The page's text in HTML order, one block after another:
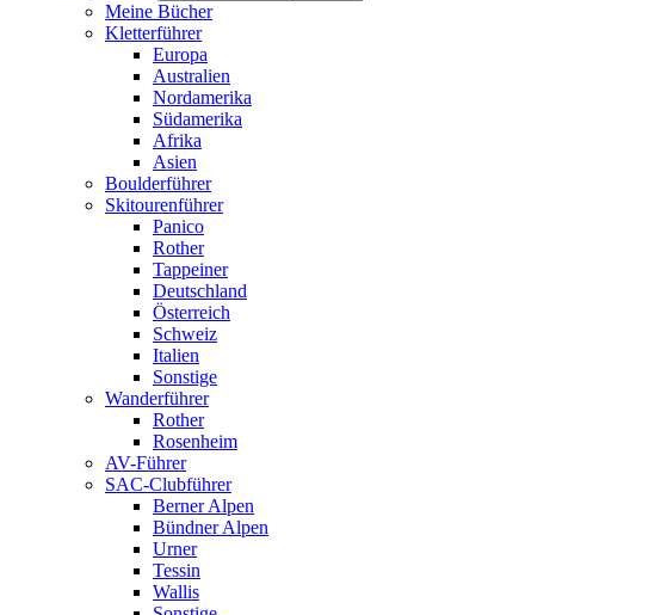
Meine Bücher
Kletterführer
Europa
Australien
Nordamerika
Südamerika
Afrika
Asien
Boulderführer
Skitourenführer
Panico
Rother
Tappeiner
Deutschland
Österreich
Schweiz
Italien
Sonstige
Wanderführer
Rother
Rosenheim
AV-Führer
SAC-Clubführer
Berner Alpen
Bündner Alpen
Urner
Tessin
Wallis